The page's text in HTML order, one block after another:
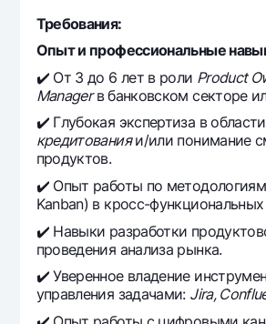
Требования:
Опыт и профессиональные
✔️ От 3 до 6 лет в роли Product
Managerв банковском секторе
✔️ Глубокая экспертиза в области
кредитованияи/или понимание
продуктов.
✔️ Опыт работы по методологиям
Kanban) в кросс-
✔️ Навыки разработки
проведения анализа рынка.
✔️ Уверенное владение
управления задачами: Jira,